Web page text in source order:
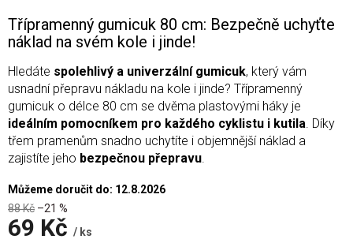
88 Kč –21 %
69 Kč / ks
Můžeme doručit do: 12.8.2026
Třípramenný gumicuk 80 cm: Bezpečně uchyťte
náklad na svém kole i jinde!
Hledáte spolehlivý a univerzální gumicuk, který vám
usnadní přepravu nákladu na kole i jinde? Třípramenný
gumicuk o délce 80 cm se dvěma plastovými háky je
ideálním pomocníkem pro každého cyklistu i kutila. Díky
třem pramenům snadno uchytíte i objemnější náklad a
zajistíte jeho bezpečnou přepravu.